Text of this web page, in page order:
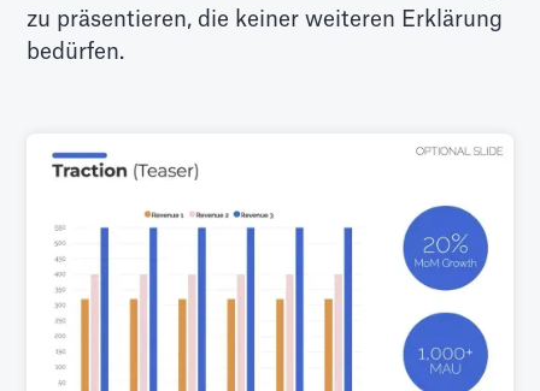
zu präsentieren, die keiner weiteren Erklärung
bedürfen.